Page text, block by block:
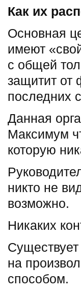
Как их
Основная
имеют
с общей
защитит от
последних
Данная
Максимум
которую
никто не
возможно.
Никаких
на
способом.